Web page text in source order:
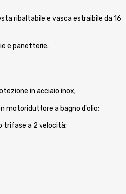
ribaltabile e vasca estraibile da 16
e panetterie.
in acciaio inox;
motoriduttore a bagno d'olio;
trifase a 2 velocità;